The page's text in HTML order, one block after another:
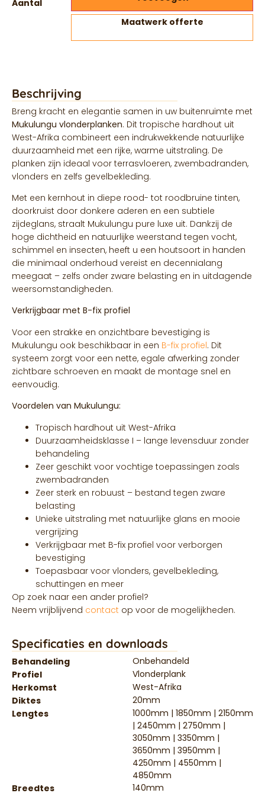
Aantal
Maatwerk offerte
Beschrijving
Breng kracht en elegantie samen in uw buitenruimte met
Mukulungu vlonderplanken. Dit tropische hardhout uit
West-Afrika combineert een indrukwekkende natuurlijke
duurzaamheid met een rijke, warme uitstraling. De
planken zijn ideaal voor terrasvloeren, zwembadranden,
vlonders en zelfs gevelbekleding.
Met een kernhout in diepe rood- tot roodbruine tinten,
doorkruist door donkere aderen en een subtiele
zijdeglans, straalt Mukulungu pure luxe uit. Dankzij de
hoge dichtheid en natuurlijke weerstand tegen vocht,
schimmel en insecten, heeft u een houtsoort in handen
die minimaal onderhoud vereist en decennialang
meegaat – zelfs onder zware belasting en in uitdagende
weersomstandigheden.
Verkrijgbaar met B-fix profiel
Voor een strakke en onzichtbare bevestiging is
Mukulungu ook beschikbaar in een B-fix profiel. Dit
systeem zorgt voor een nette, egale afwerking zonder
zichtbare schroeven en maakt de montage snel en
eenvoudig.
Voordelen van Mukulungu:
Tropisch hardhout uit West-Afrika
Duurzaamheidsklasse I – lange levensduur zonder
behandeling
Zeer geschikt voor vochtige toepassingen zoals
zwembadranden
Zeer sterk en robuust – bestand tegen zware
belasting
Unieke uitstraling met natuurlijke glans en mooie
vergrijzing
Verkrijgbaar met B-fix profiel voor verborgen
bevestiging
Toepasbaar voor vlonders, gevelbekleding,
schuttingen en meer
Op zoek naar een ander profiel?
Neem vrijblijvend contact op voor de mogelijkheden.
Specificaties en downloads
Behandeling
Onbehandeld
Profiel
Vlonderplank
Herkomst
West-Afrika
Diktes
20mm
Lengtes
1000mm | 1850mm | 2150mm
| 2450mm | 2750mm |
3050mm | 3350mm |
3650mm | 3950mm |
4250mm | 4550mm |
4850mm
Breedtes
140mm